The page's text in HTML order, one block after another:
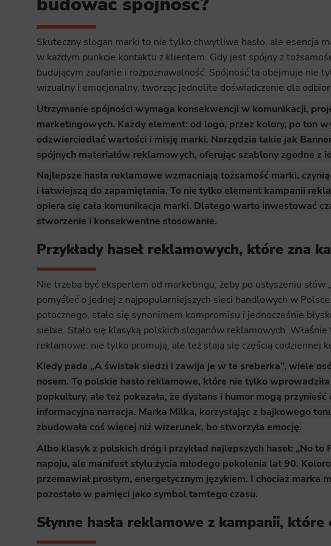
create aggregate demographic
effectiveness of actions taken
Marketing
demographic criteria. Also, third-
providing him or her with the
Skuteczny slogan marki to nie tylko chwytliwe hasło, ale esencja
w każdym punkcie kontaktu z klientem. Gdy jest spójny z
budującym zaufanie i rozpoznawalność. Spójność ta obejmuje nie
wizualny i emocjonalny, tworząc jednolite doświadczenie dla
Utrzymanie spójności wymaga konsekwencji w komunikacji,
marketingowych. Każdy element: od logo, przez kolory, po ton
odzwierciedlać wartości i misję marki. Narzędzia takie jak
spójnych materiałów reklamowych, oferując szablony zgodne z
Najlepsze hasła reklamowe wzmacniają tożsamość marki,
i łatwiejszą do zapamiętania. To nie tylko element kampanii
opiera się cała komunikacja marki. Dlatego warto inwestować
stworzenie i konsekwentne stosowanie.
Przykłady haseł reklamowych, które zna
Nie trzeba być ekspertem od marketingu, żeby po usłyszeniu słów
pomyśleć o jednej z najpopularniejszych sieci handlowych w
potocznego, stało się synonimem kompromisu i jednocześnie
siebie. Stało się klasyką polskich sloganów reklamowych. Właśnie
reklamowe: nie tylko promują, ale też stają się częścią codziennej
Kiedy pada „A świstak siedzi i zawija je w te sreberka”, wiele
nosem. To polskie hasło reklamowe, które nie tylko
popkultury, ale też pokazała, że dystans i humor mogą
informacyjna narracja. Marka Milka, korzystając z bajkowego
zbudowała coś więcej niż wizerunek, bo stworzyła emocję.
Albo klasyk z polskich dróg i przykład najlepszych haseł: „No to
napoju, ale manifest stylu życia młodego pokolenia lat 90.
przemawiał prostym, energetycznym językiem. I chociaż marka
pozostało w pamięci jako symbol tamtego czasu.
Słynne hasła reklamowe z kampanii, które